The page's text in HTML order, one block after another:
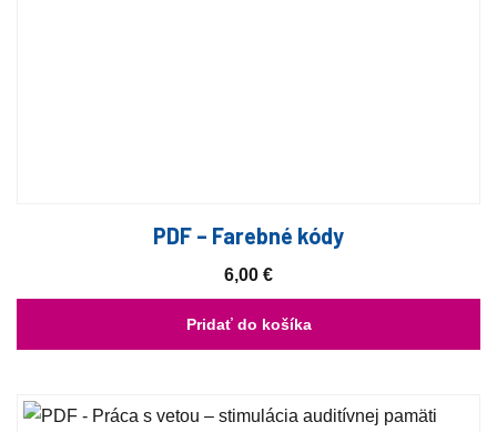
PDF – Farebné kódy
6,00 €
Pridať do košíka